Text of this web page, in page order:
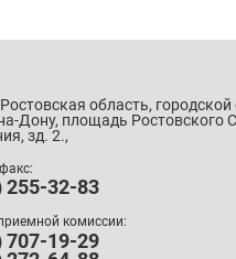
область,
Дону, площадь Ростовского
зд. 2.,
255-32-83
комиссии:
707-19-29